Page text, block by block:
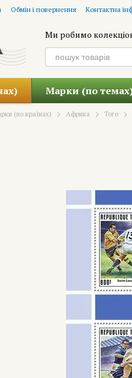
Обмін і повернення Контактна
Ми робимо
Марки (по
(по країнах) Африка Того